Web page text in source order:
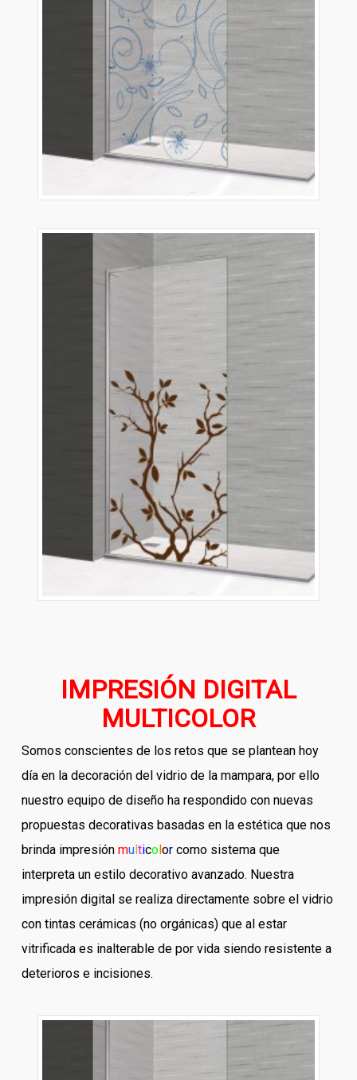
IMPRESIÓN DIGITAL
MULTICOLOR
Somos conscientes de los retos que se plantean hoy
día en la decoración del vidrio de la mampara, por ello
nuestro equipo de diseño ha respondido con nuevas
propuestas decorativas basadas en la estética que nos
brinda impresión multicolorcomo sistema que
interpreta un estilo decorativo avanzado. Nuestra
impresión digital se realiza directamente sobre el vidrio
con tintas cerámicas (no orgánicas) que al estar
vitrificada es inalterable de por vida siendo resistente a
deterioros e incisiones.